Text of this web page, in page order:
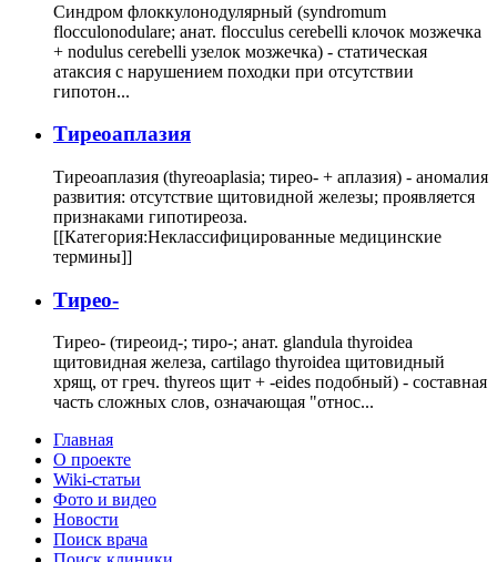
Синдром флоккулонодулярный (syndromum
flocculonodulare; анат. flocculus cerebelli клочок мозжечка
+ nodulus cerebelli узелок мозжечка) - статическая
атаксия с нарушением походки при отсутствии
гипотон...
Тиреоаплазия
Тиреоаплазия (thyreoaplasia; тирео- + аплазия) - аномалия
развития: отсутствие щитовидной железы; проявляется
признаками гипотиреоза.
[[Категория:Неклассифицированные медицинские
термины]]
Тирео-
Тирео- (тиреоид-; тиро-; анат. glandula thyroidea
щитовидная железа, cartilago thyroidea щитовидный
хрящ, от греч. thyreos щит + -eides подобный) - составная
часть сложных слов, означающая "относ...
Главная
О проекте
Wiki-статьи
Фото и видео
Новости
Поиск врача